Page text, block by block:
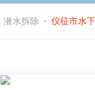
潜水拆除 - 仪征市水